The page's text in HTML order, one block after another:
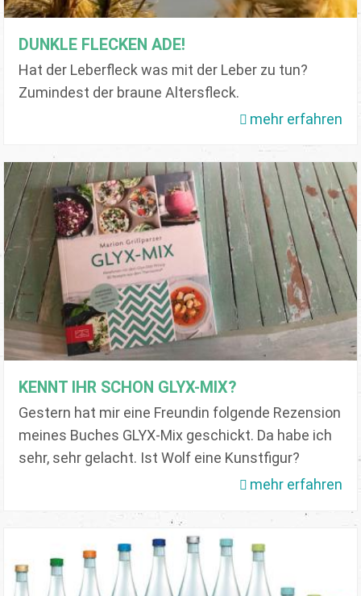
DUNKLE FLECKEN ADE!
Hat der Leberfleck was mit der Leber zu tun?
Zumindest der braune Altersfleck.
mehr erfahren
KENNT IHR SCHON GLYX-MIX?
Gestern hat mir eine Freundin folgende Rezension
meines Buches GLYX-Mix geschickt. Da habe ich
sehr, sehr gelacht. Ist Wolf eine Kunstfigur?
mehr erfahren